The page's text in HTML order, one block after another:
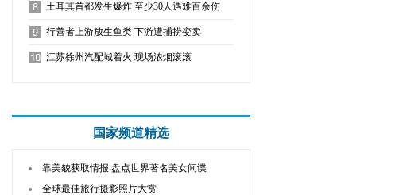
土耳其首都发生爆炸 至少30人遇难百余伤
行善者上游放生鱼类 下游遭捕捞变卖
江苏徐州汽配城着火 现场浓烟滚滚
国家频道精选
靠美貌获取情报 盘点世界著名美女间谍
全球最佳旅行摄影照片大赏